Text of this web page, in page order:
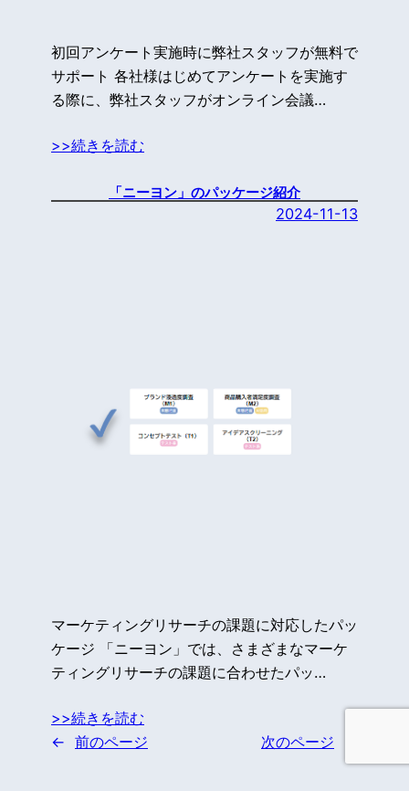
初回アンケート実施時に弊社スタッフが無料で
サポート 各社様はじめてアンケートを実施す
る際に、弊社スタッフがオンライン会議…
>>続きを読む
「ニーヨン」のパッケージ紹介
2024-11-13
マーケティングリサーチの課題に対応したパッ
ケージ 「ニーヨン」では、さまざまなマーケ
ティングリサーチの課題に合わせたパッ…
>>続きを読む
← 前のページ 次のページ